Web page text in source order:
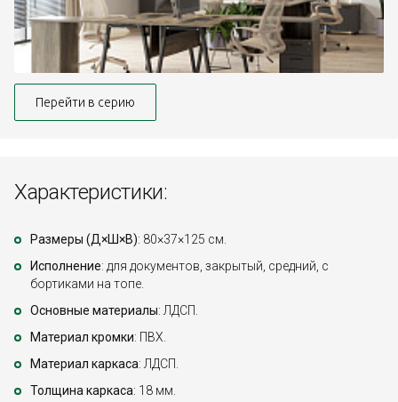
Перейти в серию
Характеристики:
Размеры (Д×Ш×В): 80×37×125 см.
Исполнение: для документов, закрытый, средний, с
бортиками на топе.
Основные материалы: ЛДСП.
Материал кромки: ПВХ.
Материал каркаса: ЛДСП.
Толщина каркаса: 18 мм.